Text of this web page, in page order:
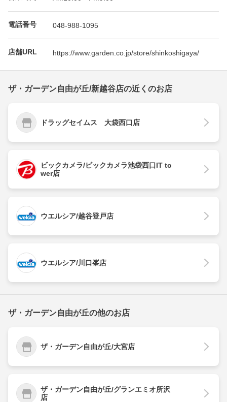
電話番号 048-988-1095
店舗URL https://www.garden.co.jp/store/shinkoshigaya/
ザ・ガーデン自由が丘/新越谷店の近くのお店
ドラッグセイムス 大袋西口店
ビックカメラ/ビックカメラ池袋西口IT to
wer店
ウエルシア/越谷登戸店
ウエルシア/川口峯店
ザ・ガーデン自由が丘の他のお店
ザ・ガーデン自由が丘/大宮店
ザ・ガーデン自由が丘/グランエミオ所沢
店